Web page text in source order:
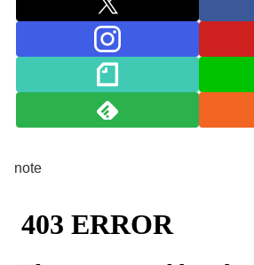
note